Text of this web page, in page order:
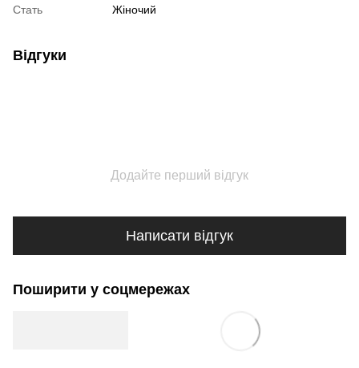
Стать
Жіночий
Відгуки
Додайте перший відгук
Написати відгук
Поширити у соцмережах